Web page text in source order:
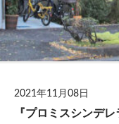
2021年11月08日
『プロミスシンデ